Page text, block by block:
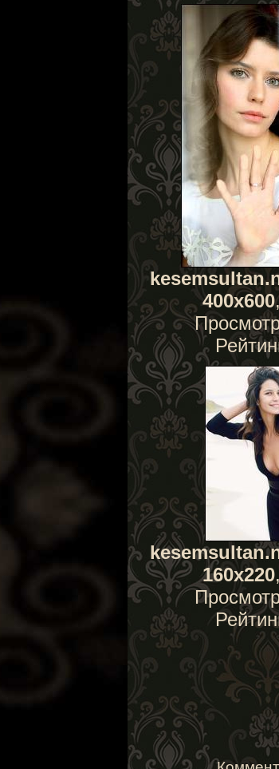
400x600
160x220